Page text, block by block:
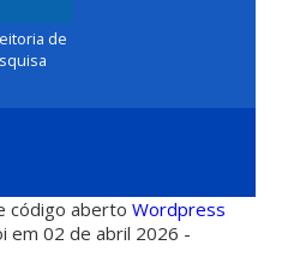
de
código abertoWordpress
em 02 de abril 2026 -